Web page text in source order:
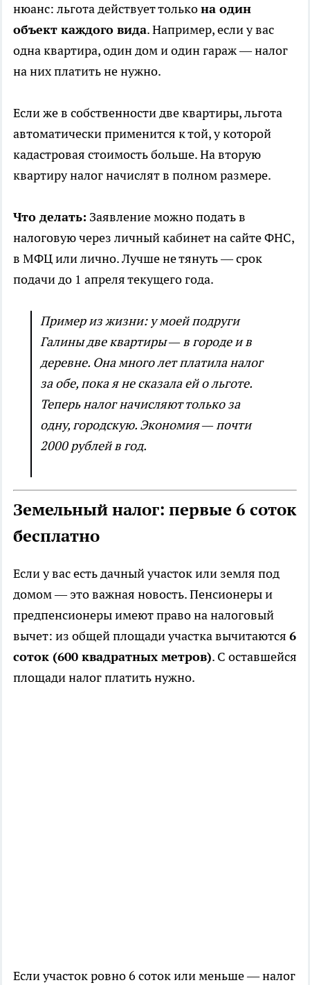
нюанс: льгота действует толькона один
объект каждого вида. Например, если у вас
одна квартира, один дом и один гараж — налог
на них платить не нужно.
Если же в собственности две квартиры, льгота
автоматически применится к той, у которой
кадастровая стоимость больше. На вторую
квартиру налог начислят в полном размере.
Что делать: Заявление можно подать в
налоговую через личный кабинет на сайте ФНС,
в МФЦ или лично. Лучше не тянуть — срок
подачи до 1 апреля текущего года.
Пример из жизни: у моей подруги
Галины две квартиры — в городе и в
деревне. Она много лет платила налог
за обе, пока я не сказала ей о льготе.
Теперь налог начисляют только за
одну, городскую. Экономия — почти
2000 рублей в год.
Земельный налог: первые 6 соток
бесплатно
Если у вас есть дачный участок или земля под
домом — это важная новость. Пенсионеры и
предпенсионеры имеют право на налоговый
вычет: из общей площади участка вычитаются 6
соток (600 квадратных метров). С оставшейся
площади налог платить нужно.
Если участок ровно 6 соток или меньше — налог